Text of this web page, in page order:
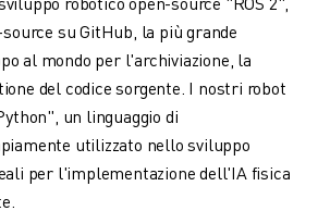
CNC COMPATTI
COMPATTI ROBODRILL
DI ROBODRILL
su GitHub, la più grande
al mondo per l'archiviazione, la
del codice sorgente. I nostri robot
un linguaggio di
utilizzato nello sviluppo
per l'implementazione dell'IA fisica